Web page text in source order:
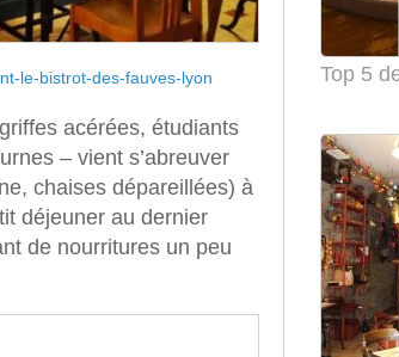
le-bistrot-des-fauves-lyon
acérées, étudiants
– vient s’abreuver
chaises dépareillées) à
déjeuner au dernier
de nourritures un peu